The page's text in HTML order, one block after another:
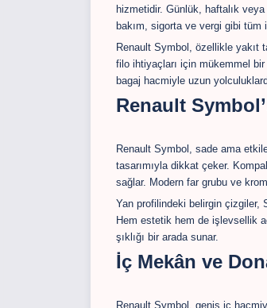
hizmetidir. Günlük, haftalık
bakım, sigorta ve vergi gibi tüm
Renault Symbol, özellikle yakıt
filo ihtiyaçları için mükemmel
bagaj hacmiyle uzun
Renault
Renault Symbol, sade ama
tasarımıyla dikkat çeker.
sağlar. Modern far grubu ve
Yan profilindeki belirgin çizgiler,
Hem estetik hem de işlevsellik
şıklığı bir arada sunar.
İç Mekân ve
Renault Symbol, geniş iç